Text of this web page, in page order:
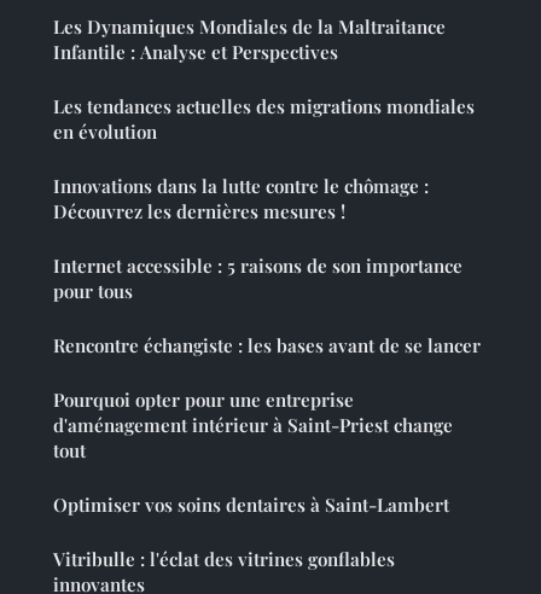
Les Dynamiques Mondiales de la Maltraitance
Infantile : Analyse et Perspectives
Les tendances actuelles des migrations mondiales
en évolution
Innovations dans la lutte contre le chômage :
Découvrez les dernières mesures !
Internet accessible : 5 raisons de son importance
pour tous
Rencontre échangiste : les bases avant de se lancer
Pourquoi opter pour une entreprise
d'aménagement intérieur à Saint-Priest change
tout
Optimiser vos soins dentaires à Saint-Lambert
Vitribulle : l'éclat des vitrines gonflables
innovantes